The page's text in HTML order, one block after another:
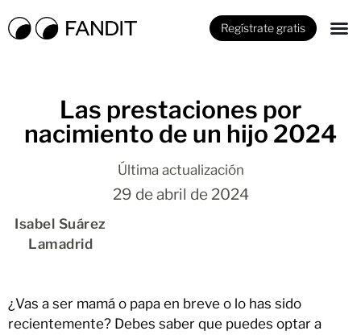
Regístrate gratis
Las prestaciones por
nacimiento de un hijo 2024
Última actualización
29 de abril de 2024
Isabel Suárez
Lamadrid
¿Vas a ser mamá o papa en breve o lo has sido
recientemente? Debes saber que puedes optar a